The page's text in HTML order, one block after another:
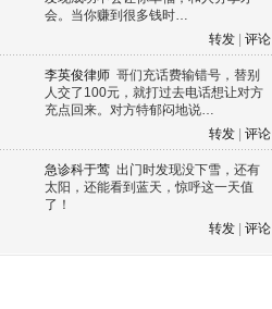
会。当你赚到很多钱时…
转发
评论
李英俊律师 哥们充话费输错号，替别
人交了100元，就打过去电话想让对方
充点回来。对方特郁闷地说…
转发
评论
急诊科于莺 出门时发现没下雪，还有
太阳，还能看到蓝天，惊呼这一天值
了！
转发
评论